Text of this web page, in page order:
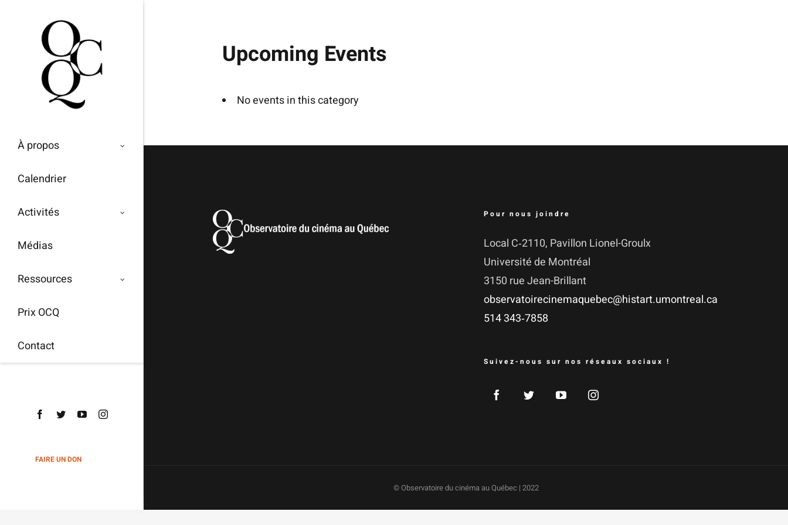
À propos
Calendrier
Activités
Médias
Ressources
Prix OCQ
Contact
Facebook
TwitterYouTubeInstagram
FAIRE UN DON
Upcoming Events
No events in this category
Pour nous joindre
Local C‑2110, Pavillon Lionel-Groulx
Uni­ver­si­té de Montréal
3150 rue Jean-Brillant
observatoirecinemaquebec@histart.umontreal.ca
514 343‑7858
Suivez-nous sur nos réseaux sociaux !
© Observatoire du cinéma au Québec | 2022